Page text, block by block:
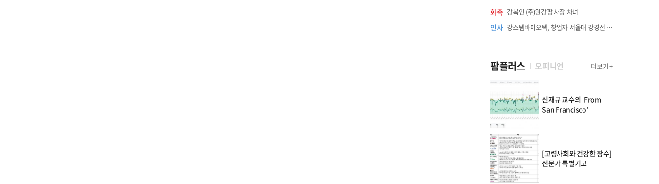
화촉 강복인 (주)원강팜 사장 차녀
인사 강스템바이오텍, 창업자 서울대 강경선 교수 최고과학책임자 선임
팜플러스 오피니언 더보기 +
신재규 교수의 'From
San Francisco'
[고령사회와 건강한 장수]
전문가 특별기고